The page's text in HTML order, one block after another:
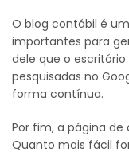
O blog contábil é
importantes para
dele que o
pesquisadas no
forma contínua.
Por fim, a página de
Quanto mais fácil